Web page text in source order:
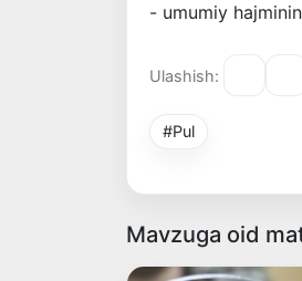
- umumiy
Ulashish:
#Pul
Mavzuga oid